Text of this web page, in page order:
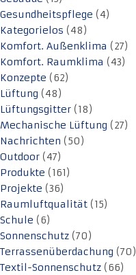
Gesundheitspflege (4)
Kategorielos (48)
Komfort. Außenklima (27)
Komfort. Raumklima (43)
Konzepte (62)
Lüftung (48)
Lüftungsgitter (18)
Mechanische Lüftung (27)
Nachrichten (50)
Outdoor (47)
Produkte (161)
Projekte (36)
Raumluftqualität (15)
Schule (6)
Sonnenschutz (70)
Terrassenüberdachung (70)
Textil-Sonnenschutz (66)